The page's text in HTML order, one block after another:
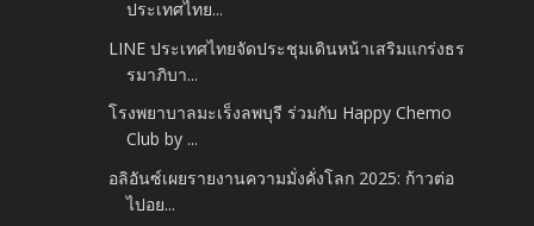
ประเทศไทย...
LINE ประเทศไทยจัดประชุมเดินหน้าเสริมแกร่งธร
รมาภิบา...
โรงพยาบาลมะเร็งลพบุรี ร่วมกับ Happy Chemo
Club by ...
อลิอันซ์เผยรายงานความมั่งคั่งโลก 2025: ก้าวต่อ
ไปอย...